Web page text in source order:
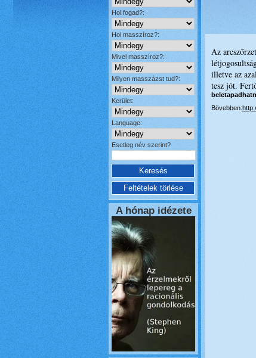
Hol fogad?:
Hol masszíroz?:
Mivel masszíroz?:
Milyen masszázst tud?:
Kerület:
Language:
Esetleg név szerint?
A hónap idézete
Az
illetve az
tesz jót.
Bövebben: